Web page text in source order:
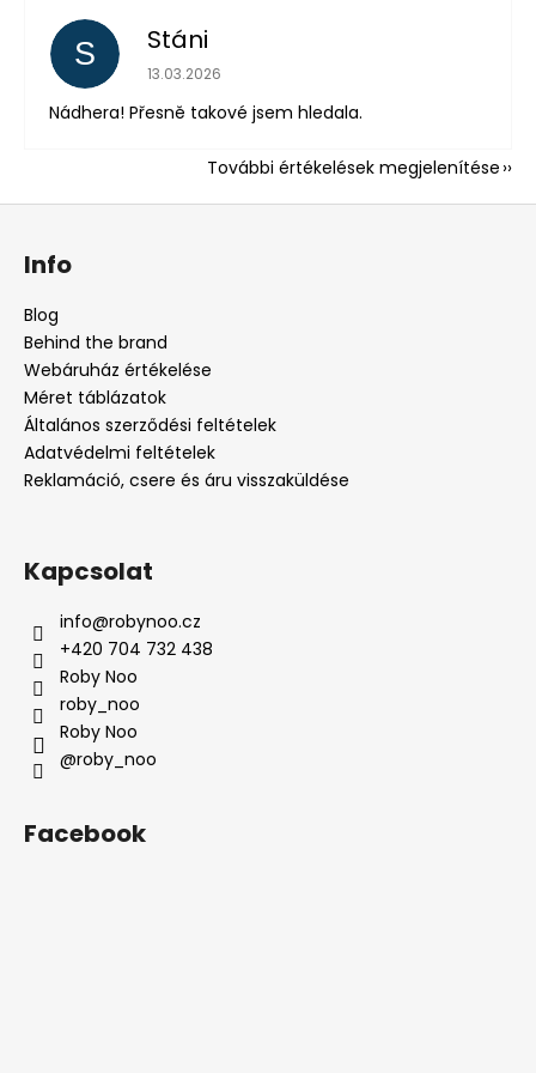
S Stáni
Az áruház értékelése 5-ből 5 csillag.
13.03.2026
Nádhera! Přesně takové jsem hledala.
További értékelések megjelenítése
L
Info
Blog
Behind the brand
Webáruház értékelése
Méret táblázatok
Általános szerződési feltételek
Adatvédelmi feltételek
Reklamáció, csere és áru visszaküldése
Kapcsolat
info@robynoo.cz
+420 704 732 438
Roby Noo
roby_noo
Roby Noo
@roby_noo
Facebook